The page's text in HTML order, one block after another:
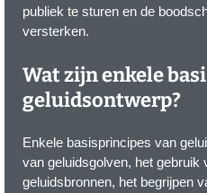
publiek te sturen en de
versterken.
Wat zijn enkele
geluidsontwerp?
Enkele basisprincipes van
van geluidsgolven, het gebruik
geluidsbronnen, het begrijpen